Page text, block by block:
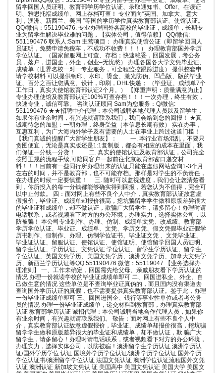
留学回国人员证明、教育部学历学位认证、录取通知书、Offer、在读证
明、雅思托福成绩单、网上存档可查！ 专业面向“英国、加拿大、意大
利，澳洲、新西兰、美国 ”等国的学历学位真实教育部认证、使馆认证。
QQ/微信：551190476. 专业办理国外各高校的毕业证，成绩单，长期专
业为留学生解决毕业难的问题，【实体公司，值得信赖】 QQ/微信:
551190476 联系人:Sam 主营项目： 办理真实使馆公证（即留学回国人
员证明，免费申请免税车，不成功不收费！！！） 办理教育部国外学历
学位认证。（国家留服网上可查、存档；快速稳妥，回国发展，考公务
员，落户，进国企，外企，创业–无忧愁） 办理各国各大学文凭毕业证、
成绩单（世界名校一对一专业服务，可全程监控跟踪进度） 提供整套申
请学校材料 可以提供钢印、水印、烫金、激光防伪、凹凸版、版的毕业
证、百分之百让您满意、设计，印刷，DHL快递； （毕业证、成绩单7个
工作日，真实大使馆教育部认证2个月。） 【郑重声明：质量满意为止】
专业办理使馆及教育部认证100%可查存档！！！一次办理，终生有效，
快速专业，诚信可靠。 咨询认证顾问 Sam为您服务：Q/微信:
551190476 ★★招聘中介代理：本公司诚聘各地代理人员以及留学生，
如果你有业余时间，有兴趣就请联系我们，我们会给到您的回报！ ★真
诚期待您的加盟：一朝办理，终身受益（本信息长期有效） 实在办事，
互惠互利，为广大海内外学子及有需要的人士在事业上跨过这道门槛！
【我们真诚的提醒广大留学生朋友】： 一. 本行业市场混乱，不要只
贪图便宜，无论是真实版还是1:1复制版，都会有相应的成本在里面，我
们保证一分钱一分货！ 二. 真实的使馆认证及教育部认证，公司完全
按照正规的流程手续,可陪同客户一起前往北京教育部窗口递交材
料！！！目前有一些同行所办理出来的认证只能在虚假网站查询1-3个月
左右的时间，并不是教育部，也不可能存档。那样是对学生的不负责任，
在办理的时候一定要慎重！ 三. 随时可以监视进度，我们会让您清楚看
到，你所投入的每一分钱都能够确实得到回报，若您认为不值得，完全可
以中止付款。 四：面对网上有些不良个人中介，真实教育部认证故意虚
假报价，毕业证、成绩单却报价很高，挖坑骗留学学生做和原版差异很大
的毕业证和成绩单，却不做认证，欺骗广大留学生，请多留心！办理时请
电话联系，或者视频看下对方的办公环境，办理实力，选择实体公司，以
防被骗！ 本公司专业制作、办理、仿制、成绩单文凭、改成绩、教育部
学历学位认证、毕业证、成绩单、文凭、学历文凭、假文凭假毕业证假学
历书制作、假制作、办理、仿制学位证书、毕业证文凭 、文凭毕业证、
毕业证认证、留服认证、使馆认证、使馆证明、使馆留学回国人员证明、
留学生认证、学历认证、文凭认证 学位认证、留学生学历认证、留学生
学位认证、英国文凭学历、美国文凭学历、澳洲文凭学历、加拿大文凭学
历、新西兰学历认证等QQ:551190476 微信：55119047 【业务选择办
理准则】 一、工作未确定，回国需先给父母、亲戚朋友看下学历认证的
情况 办理一份就读学校的毕业证成绩单即可 二、回国进私企、外企、自
己做生意的情况 这些单位是不查询毕业证真伪的，而且国内没有渠道去
查询国外学历认证的真假，也不需要提供真实教育部认证。鉴于此，办理
一份毕业证成绩单即可 三、回国进国企、银行等事业性单位或者考公务
员的情况 办理一份毕业证成绩单，递交材料到教育部，办理真实教育部
认证 教育部学历认证 诚招代理：本公司诚聘当地合作代理人员，如果你
有业余时间，有兴趣就请联系我们。 敬告：面对网上有些不良个人中
介，真实教育部认证故意虚假报价，毕业证、成绩单却报价很高，挖坑骗
留学学生做和原版差异很大的毕业证和成绩单，却不做认证，欺 骗广大
留学生，请多留心！办理时请电话联系，或者视频看下对方的办公环境，
办理实力，选择实体公司，以防被骗！澳洲留学生学历认证 澳洲学历认
证/国外学历学位 认证 国境外学历学位认证/澳洲学历学位认证 国外学历
学位认证书/澳洲留学学位认证 法国文凭认证 澳洲学位认证流程国外文凭
认证 澳洲认证 新加坡文凭认 证 美国高中 美国文凭认证 美国大学 美国文